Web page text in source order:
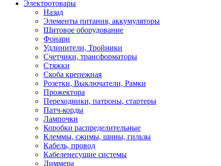
Электротовары
Назад
Элементы питания, аккумуляторы
Щитовое оборудование
Фонари
Удлинители, Тройники
Счетчики, трансформаторы
Стяжки
Скоба крепежная
Розетки, Выключатели, Рамки
Прожектора
Переходники, патроны, стартеры
Патч-корды
Лампочки
Коробки распределительные
Клеммы, сжимы, шины, гильзы
Кабель, провод
Кабеленесущие системы
Диммера